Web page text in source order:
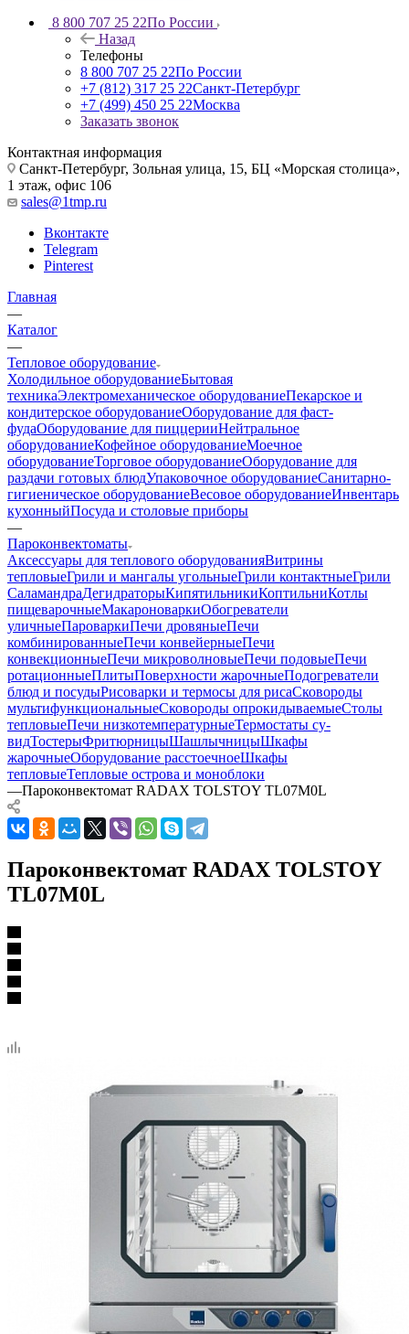
8 800 707 25 22По России
Назад
Телефоны
8 800 707 25 22По России
+7 (812) 317 25 22Санкт-Петербург
+7 (499) 450 25 22Москва
Заказать звонок
Контактная информация
Санкт-Петербург, Зольная улица, 15, БЦ «Морская столица»,
1 этаж, офис 106
sales@1tmp.ru
Вконтакте
Telegram
Pinterest
Главная
—
Каталог
—
Тепловое оборудование
Холодильное оборудованиеБытовая
техникаЭлектромеханическое оборудованиеПекарское и
кондитерское оборудованиеОборудование для фаст-
фудаОборудование для пиццерииНейтральное
оборудованиеКофейное оборудованиеМоечное
оборудованиеТорговое оборудованиеОборудование для
раздачи готовых блюдУпаковочное оборудованиеСанитарно-
гигиеническое оборудованиеВесовое оборудованиеИнвентарь
кухонныйПосуда и столовые приборы
—
Пароконвектоматы
Аксессуары для теплового оборудованияВитрины
тепловыеГрили и мангалы угольныеГрили контактныеГрили
СаламандраДегидраторыКипятильникиКоптильниКотлы
пищеварочныеМакароноваркиОбогреватели
уличныеПароваркиПечи дровяныеПечи
комбинированныеПечи конвейерныеПечи
конвекционныеПечи микроволновыеПечи подовыеПечи
ротационныеПлитыПоверхности жарочныеПодогреватели
блюд и посудыРисоварки и термосы для рисаСковороды
мультифункциональныеСковороды опрокидываемыеСтолы
тепловыеПечи низкотемпературныеТермостаты су-
видТостерыФритюрницыШашлычницыШкафы
жарочныеОборудование расстоечноеШкафы
тепловыеТепловые острова и моноблоки
—Пароконвектомат RADAX TOLSTOY TL07M0L
Пароконвектомат RADAX TOLSTOY
TL07M0L